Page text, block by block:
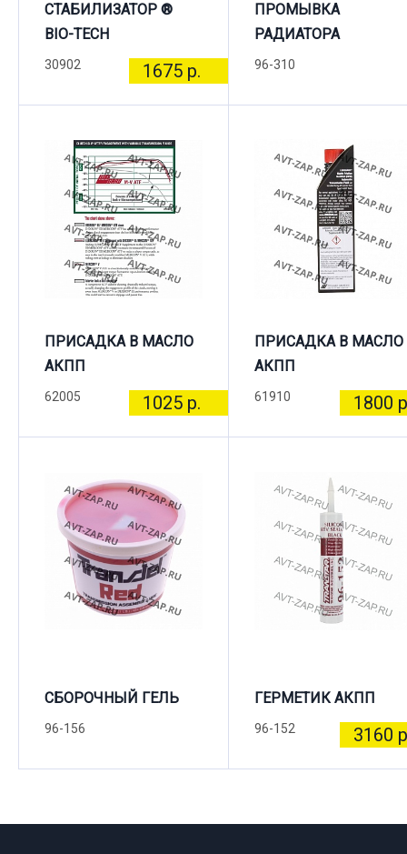
СТАБИЛИЗАТОР ®
BIO-TECH
30902 1675 р.
ПРОМЫВКА
РАДИАТОРА
96-310
ПРИСАДКА В МАСЛО
АКПП
62005 1025 р.
ПРИСАДКА В МАСЛО
АКПП
61910 1800
СБОРОЧНЫЙ ГЕЛЬ
96-156
ГЕРМЕТИК АКПП
96-152 3160